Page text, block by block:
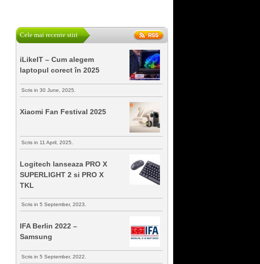
Cele mai recente stiri
iLikeIT – Cum alegem
laptopul corect în 2025
Scris in 30 June, 2025.
Xiaomi Fan Festival 2025
Scris in 11 April, 2025.
Logitech lanseaza PRO X
SUPERLIGHT 2 si PRO X
TKL
Scris in 5 September, 2023.
IFA Berlin 2022 –
Samsung
Scris in 5 September, 2022.